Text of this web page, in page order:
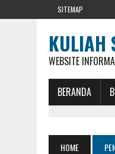
SITEMAP
KULIAH
WEBSITE
BERANDA
HOME